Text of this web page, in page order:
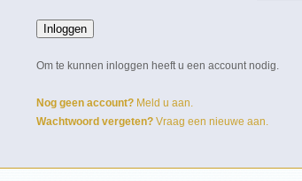
Om te kunnen inloggen heeft u een account nodig.
Nog geen account? Meld u aan.
Wachtwoord vergeten? Vraag een nieuwe aan.